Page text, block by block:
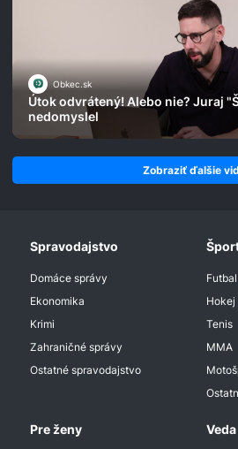
Obkec.sk
Útok odvrátený! Alebo nie? Juraj
nedomyslel
Zobraziť ďalšie
Spravodajstvo
Domáce správy
Ekonomika
Krimi
Zahraničné správy
Ostatné spravodajstvo
Futbal
Hokej
Tenis
MMA
Pre ženy